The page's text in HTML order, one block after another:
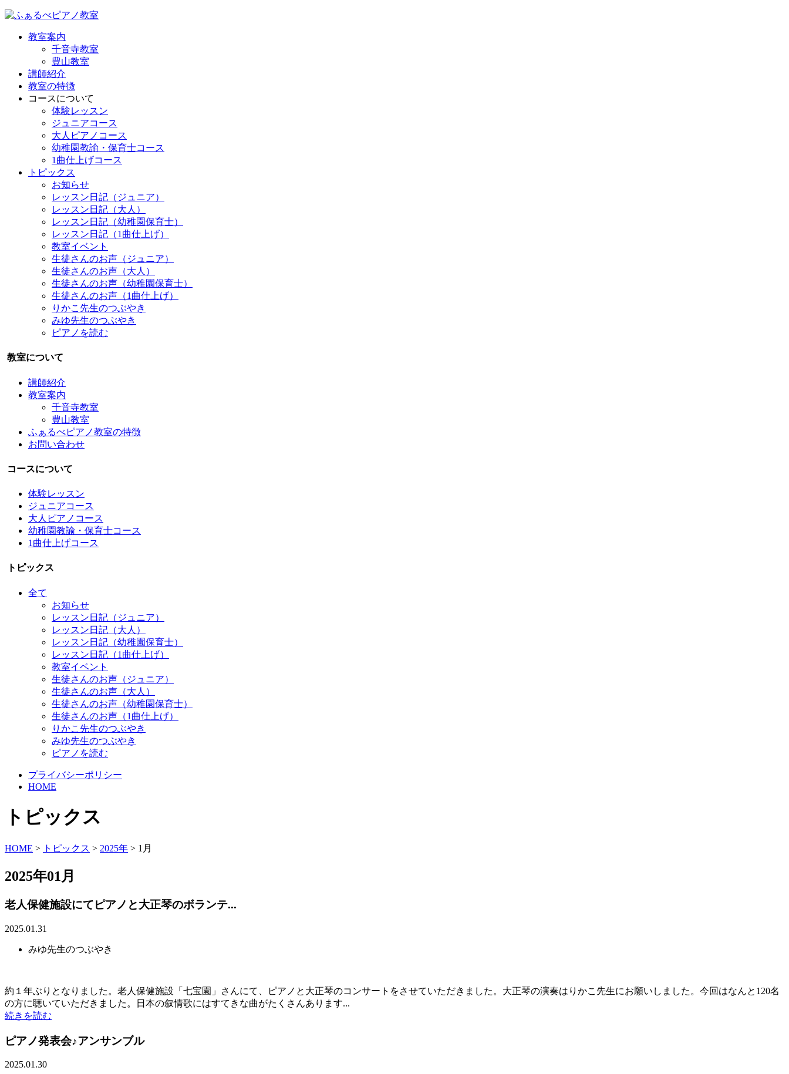
教室案内
千音寺教室
豊山教室
講師紹介
教室の特徴
コースについて
体験レッスン
ジュニアコース
大人ピアノコース
幼稚園教諭・保育士コース
1曲仕上げコース
トピックス
お知らせ
レッスン日記（ジュニア）
レッスン日記（大人）
レッスン日記（幼稚園保育士）
レッスン日記（1曲仕上げ）
教室イベント
生徒さんのお声（ジュニア）
生徒さんのお声（大人）
生徒さんのお声（幼稚園保育士）
生徒さんのお声（1曲仕上げ）
りかこ先生のつぶやき
みゆ先生のつぶやき
ピアノを読む
教室について
講師紹介
教室案内
千音寺教室
豊山教室
ふぁるべピアノ教室の特徴
お問い合わせ
コースについて
体験レッスン
ジュニアコース
大人ピアノコース
幼稚園教諭・保育士コース
1曲仕上げコース
トピックス
全て
お知らせ
レッスン日記（ジュニア）
レッスン日記（大人）
レッスン日記（幼稚園保育士）
レッスン日記（1曲仕上げ）
教室イベント
生徒さんのお声（ジュニア）
生徒さんのお声（大人）
生徒さんのお声（幼稚園保育士）
生徒さんのお声（1曲仕上げ）
りかこ先生のつぶやき
みゆ先生のつぶやき
ピアノを読む
プライバシーポリシー
HOME
トピックス
HOME > トピックス > 2025年 > 1月
2025年01月
老人保健施設にてピアノと大正琴のボランテ...
2025.01.31
みゆ先生のつぶやき
約１年ぶりとなりました。老人保健施設「七宝園」さんにて、ピアノと大正琴のコンサートをさせていただきました。大正琴の演奏はりかこ先生にお願いしました。今回はなんと120名
の方に聴いていただきました。日本の叙情歌にはすてきな曲がたくさんあります...
続きを読む
ピアノ発表会♪アンサンブル
2025.01.30